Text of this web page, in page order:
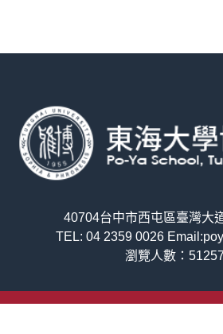
40704台中市西屯區臺灣大
TEL: 04 2359 0026
瀏覽人數：